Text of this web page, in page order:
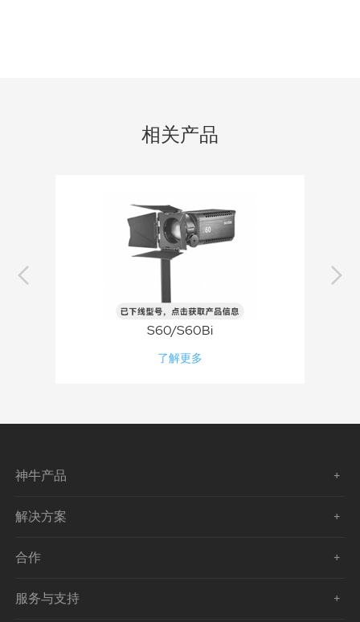
相关产品
S60/S60Bi
了解更多
神牛产品
解决方案
合作
服务与支持